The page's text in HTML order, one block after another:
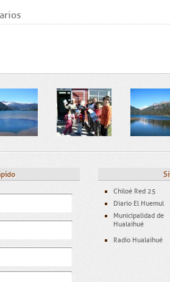
Chiloé Red 25
Diario El Huemul
Municipalidad de
Hualaihué
Radio Hualaihué